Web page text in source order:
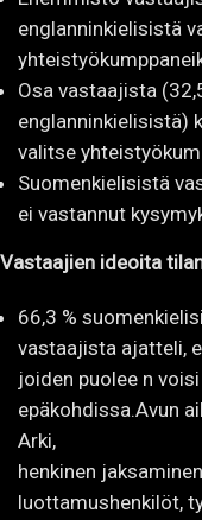
englanninkielisistä
Osa vastaajista
englanninkielisistä)
valitse
Suomenkielisistä
ei vastannut
Vastaajien ideoita
66,3 %
vastaajista ajatteli,
joiden puolee n
epäkohdissa.Avun
Arki,
henkinen
luottamushenkilöt,